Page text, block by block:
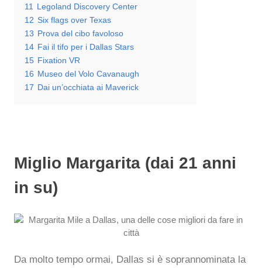
11 Legoland Discovery Center
12 Six flags over Texas
13 Prova del cibo favoloso
14 Fai il tifo per i Dallas Stars
15 Fixation VR
16 Museo del Volo Cavanaugh
17 Dai un’occhiata ai Maverick
Miglio Margarita (dai 21 anni
in su)
Da molto tempo ormai, Dallas si è soprannominata la